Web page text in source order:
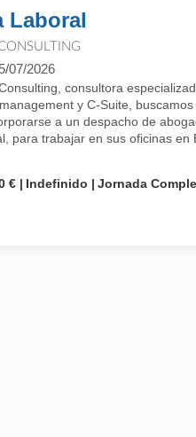
Laboral
07/2026
consultora
y C-Suite,
a un despacho de
para trabajar en sus oficinas en
€
Indefinido Jornada